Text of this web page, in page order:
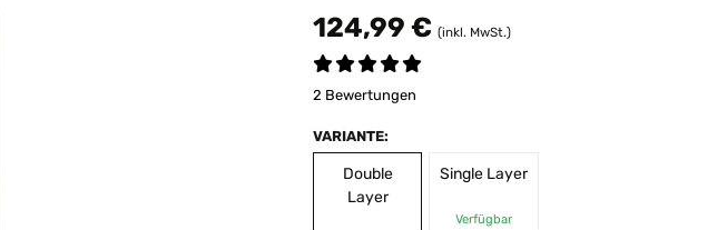
124,99 € (inkl. MwSt.)
2 Bewertungen
VARIANTE:
Double
Layer
Single Layer
Verfügbar